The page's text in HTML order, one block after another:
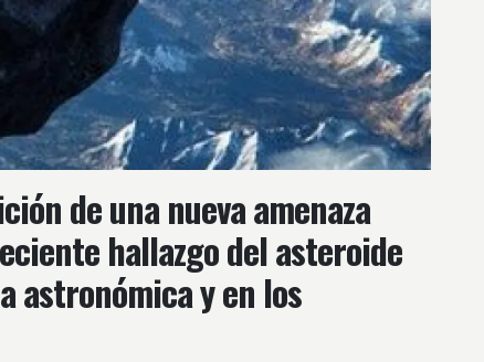
de una nueva amenaza
hallazgo del asteroide
astronómica y en los